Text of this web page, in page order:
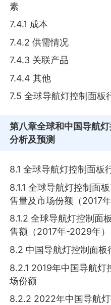
素
7.4.1 成本
7.4.2 供需情况
7.4.3 关联产品
7.4.4 其他
7.5 全球导航灯控制面板
第八章全球和中国导航
分析及预测
8.1 全球导航灯控制面板
8.1.1 全球导航灯控制面
售量及市场份额（2017
8.1.2 全球导航灯控制面
售额（2017年-2029年）
8.2 中国导航灯控制面板
8.2.1 2019年中国导航
场份额
8.2.2 2022年中国导航